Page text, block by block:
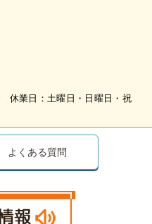
休業日：土曜日・日曜日・祝
よくある質問